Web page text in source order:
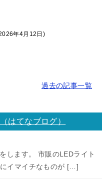
年4月12日
過去の記事一覧
はてなブログ）
します。 市販のLEDライト
イマイチなものが […]